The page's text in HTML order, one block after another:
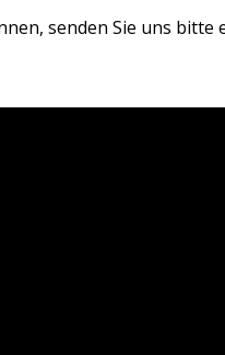
senden Sie uns bitte